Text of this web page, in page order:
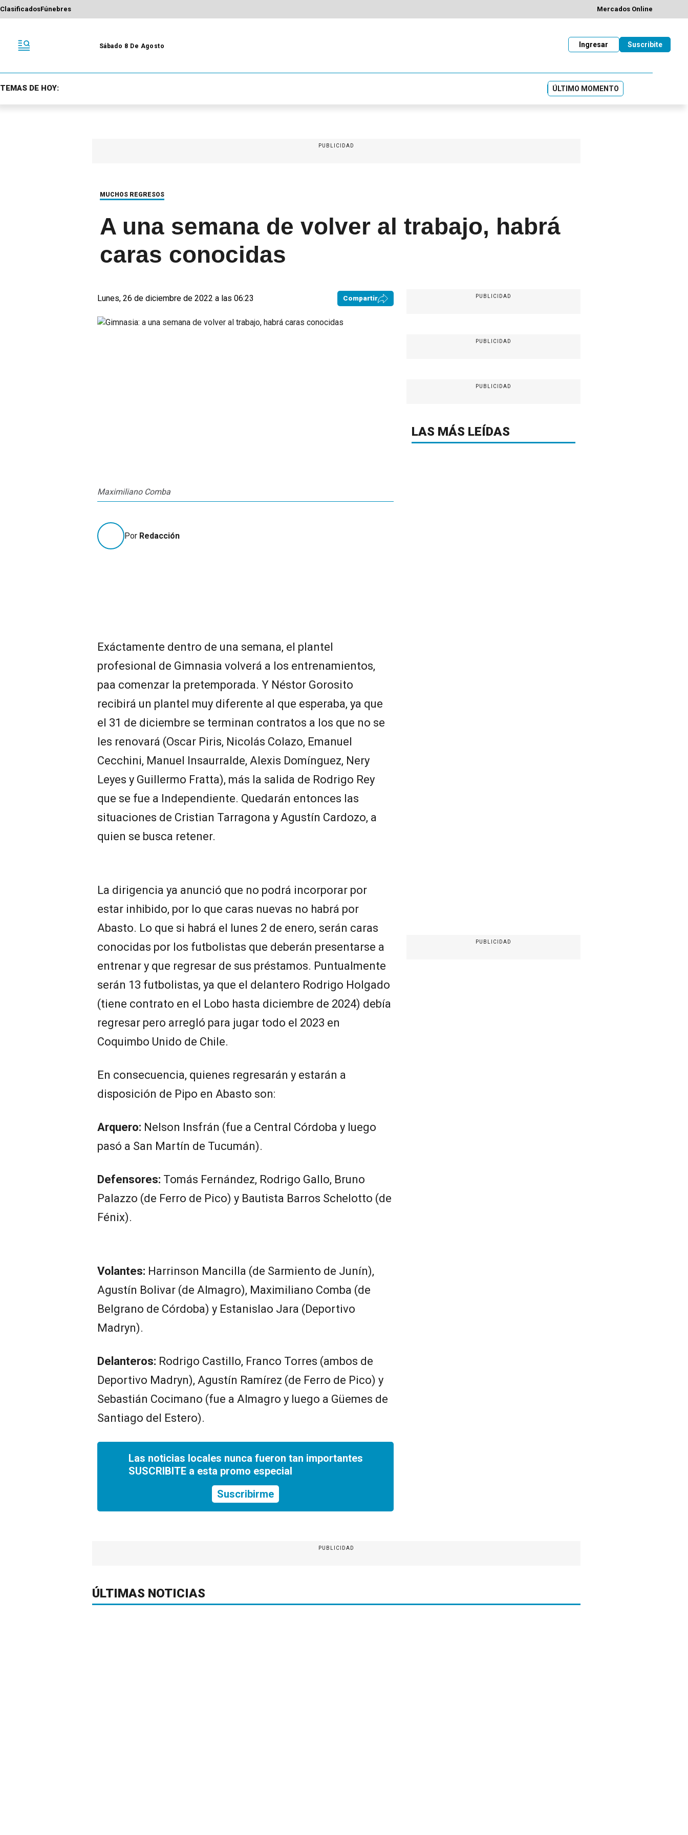
ClasificadosFúnebres Mercados Online
Sábado 8 De Agosto Suscribite
Ingresar
TEMAS DE HOY: ÚLTIMO MOMENTO
PUBLICIDAD
MUCHOS REGRESOS
A una semana de volver al trabajo, habrá
caras conocidas
Lunes, 26 de diciembre de 2022 a las 06:23 Compartir
Maximiliano Comba
Por Redacción
Exáctamente dentro de una semana, el plantel
profesional de Gimnasia volverá a los entrenamientos,
paa comenzar la pretemporada. Y Néstor Gorosito
recibirá un plantel muy diferente al que esperaba, ya que
el 31 de diciembre se terminan contratos a los que no se
les renovará (Oscar Piris, Nicolás Colazo, Emanuel
Cecchini, Manuel Insaurralde, Alexis Domínguez, Nery
Leyes y Guillermo Fratta), más la salida de Rodrigo Rey
que se fue a Independiente. Quedarán entonces las
situaciones de Cristian Tarragona y Agustín Cardozo, a
quien se busca retener.
La dirigencia ya anunció que no podrá incorporar por
estar inhibido, por lo que caras nuevas no habrá por
Abasto. Lo que si habrá el lunes 2 de enero, serán caras
conocidas por los futbolistas que deberán presentarse a
entrenar y que regresar de sus préstamos. Puntualmente
serán 13 futbolistas, ya que el delantero Rodrigo Holgado
(tiene contrato en el Lobo hasta diciembre de 2024) debía
regresar pero arregló para jugar todo el 2023 en
Coquimbo Unido de Chile.
En consecuencia, quienes regresarán y estarán a
disposición de Pipo en Abasto son:
Arquero: Nelson Insfrán (fue a Central Córdoba y luego
pasó a San Martín de Tucumán).
Defensores: Tomás Fernández, Rodrigo Gallo, Bruno
Palazzo (de Ferro de Pico) y Bautista Barros Schelotto (de
Fénix).
Volantes: Harrinson Mancilla (de Sarmiento de Junín),
Agustín Bolivar (de Almagro), Maximiliano Comba (de
Belgrano de Córdoba) y Estanislao Jara (Deportivo
Madryn).
Delanteros: Rodrigo Castillo, Franco Torres (ambos de
Deportivo Madryn), Agustín Ramírez (de Ferro de Pico) y
Sebastián Cocimano (fue a Almagro y luego a Güemes de
Santiago del Estero).
Las noticias locales nunca fueron tan importantes
SUSCRIBITE a esta promo especial
Suscribirme
PUBLICIDAD
PUBLICIDAD
PUBLICIDAD
LAS MÁS LEÍDAS
PUBLICIDAD
PUBLICIDAD
ÚLTIMAS NOTICIAS